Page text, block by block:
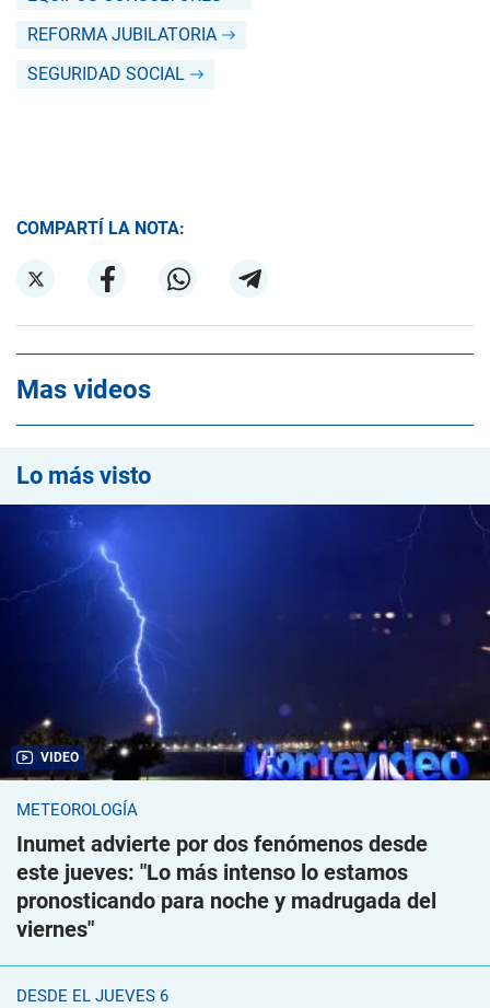
REFORMA JUBILATORIA
SEGURIDAD SOCIAL
COMPARTÍ LA NOTA:
Mas videos
Lo más visto
VIDEO
METEOROLOGÍA
Inumet advierte por dos fenómenos desde
este jueves: "Lo más intenso lo estamos
pronosticando para noche y madrugada del
viernes"
DESDE EL JUEVES 6